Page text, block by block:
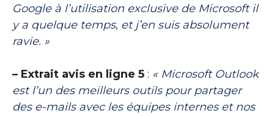
Google à l’utilisation exclusive de Microsoft il
y a quelque temps, et j’en suis absolument
ravie. »
– Extrait avis en ligne 5 : « Microsoft Outlook
est l’un des meilleurs outils pour partager
des e-mails avec les équipes internes et nos